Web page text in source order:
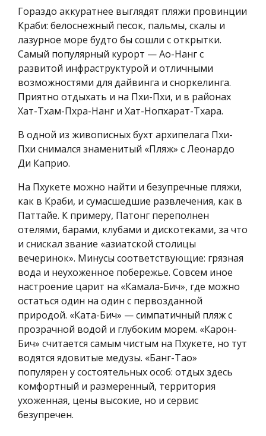
Гораздо аккуратнее выглядят пляжи провинции
Краби: белоснежный песок, пальмы, скалы и
лазурное море будто бы сошли с открытки.
Самый популярный курорт — Ао-Нанг с
развитой инфраструктурой и отличными
возможностями для дайвинга и сноркелинга.
Приятно отдыхать и на Пхи-Пхи, и в районах
Хат-Тхам-Пхра-Нанг и Хат-Нопхарат-Тхара.
В одной из живописных бухт архипелага Пхи-
Пхи снимался знаменитый «Пляж» с Леонардо
Ди Каприо.
На Пхукете можно найти и безупречные пляжи,
как в Краби, и сумасшедшие развлечения, как в
Паттайе. К примеру, Патонг переполнен
отелями, барами, клубами и дискотеками, за что
и снискал звание «азиатской столицы
вечеринок». Минусы соответствующие: грязная
вода и неухоженное побережье. Совсем иное
настроение царит на «Камала-Бич», где можно
остаться один на один с первозданной
природой. «Ката-Бич» — симпатичный пляж с
прозрачной водой и глубоким морем. «Карон-
Бич» считается самым чистым на Пхукете, но тут
водятся ядовитые медузы. «Банг-Тао»
популярен у состоятельных особ: отдых здесь
комфортный и размеренный, территория
ухоженная, цены высокие, но и сервис
безупречен.